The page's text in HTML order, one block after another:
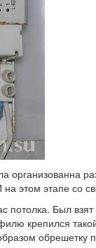
организованна
этом этапе со
потолка. Был
крепился
обрешетку